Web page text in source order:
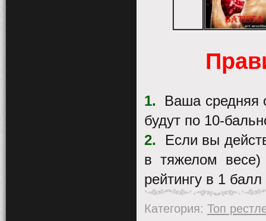
1.
Ваша средняя
будут по 10-
2.
Если вы
в тяжелом
рейтингу в 1
Категория: Топ